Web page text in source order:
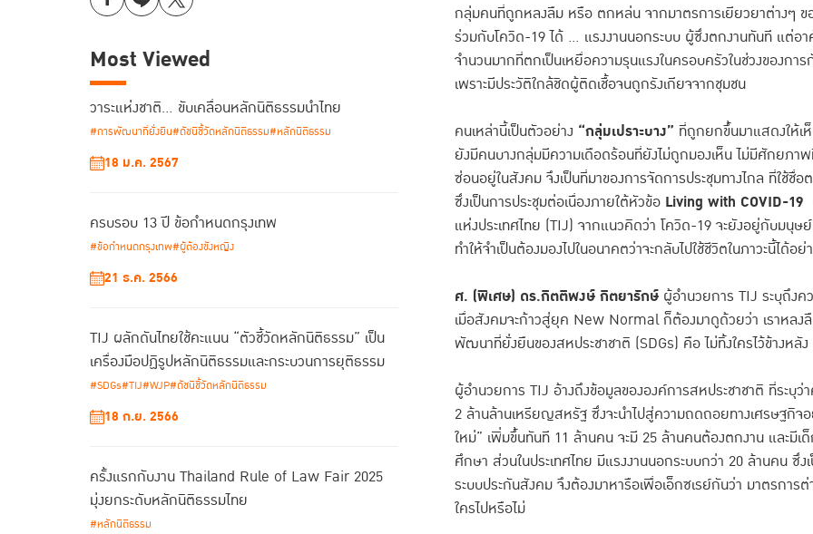
กลุ่มคนที่ถูกหลงลืม หรือ ตกหล่น จากมาตรการเยียวยาต่างๆ
ร่วมกับโควิด-19 ได้ ... แรงงานนอกระบบ ผู้ซึ่งตกงานทันที แต่
จำนวนมากที่ตกเป็นเหยื่อความรุนแรงในครอบครัวในช่วงของก
เพราะมีประวัติใกล้ชิดผู้ติดเชื้อจนถูกรังเกียจจากชุมชน
คนเหล่านี้เป็นตัวอย่าง “กลุ่มเปราะบาง” ที่ถูกยกขึ้นมาแสดงให้เ
ยังมีคนบางกลุ่มมีความเดือดร้อนที่ยังไม่ถูกมองเห็น ไม่มีศักยภา
ซ่อนอยู่ในสังคม จึงเป็นที่มาของการจัดการประชุมทางไกล ที่ใช้ชื่อ
ซึ่งเป็นการประชุมต่อเนื่องภายใต้หัวข้อ Living with COVID-19
แห่งประเทศไทย (TIJ) จากแนวคิดว่า โควิด-19 จะยังอยู่กับมนุษ
ทำให้จำเป็นต้องมองไปในอนาคตว่าจะกลับไปใช้ชีวิตในภาวะนี้ได้
ศ. (พิเศษ) ดร.กิตติพงษ์ กิตยารักษ์ ผู้อำนวยการ TIJ ระบุถึงค
เมื่อสังคมจะก้าวสู่ยุค New Normal ก็ต้องมาดูด้วยว่า เราหลง
พัฒนาที่ยั่งยืนของสหประชาชาติ (SDGs) คือ ไม่ทิ้งใครไว้ข้างหลัง
ผู้อำนวยการ TIJ อ้างถึงข้อมูลขององค์การสหประชาชาติ ที่ระบุ
2 ล้านล้านเหรียญสหรัฐ ซึ่งจะนำไปสู่ความถดถอยทางเศรษฐกิจ
ใหม่” เพิ่มขึ้นทันที 11 ล้านคน จะมี 25 ล้านคนต้องตกงาน และมีเ
ศึกษา ส่วนในประเทศไทย มีแรงงานนอกระบบกว่า 20 ล้านคน ซึ่ง
ระบบประกันสังคม จึงต้องมาหารือเพื่อเอ็กซเรย์กันว่า มาตรกา
ใครไปหรือไม่
Most Viewed
วาระแห่งชาติ… ขับเคลื่อนหลักนิติธรรมนำไทย
#การพัฒนาที่ยั่งยืน#ดัชนีชี้วัดหลักนิติธรรม#หลักนิติธรรม
18 ม.ค. 2567
ครบรอบ 13 ปี ข้อกำหนดกรุงเทพ
#ข้อกำหนดกรุงเทพ#ผู้ต้องขังหญิง
21 ธ.ค. 2566
TIJ ผลักดันไทยใช้คะแนน “ตัวชี้วัดหลักนิติธรรม” เป็น
เครื่องมือปฏิรูปหลักนิติธรรมและกระบวนการยุติธรรม
#SDGs#TIJ#WJP#ดัชนีชี้วัดหลักนิติธรรม
18 ก.ย. 2566
ครั้งแรกกับงาน Thailand Rule of Law Fair 2025
มุ่งยกระดับหลักนิติธรรมไทย
#หลักนิติธรรม